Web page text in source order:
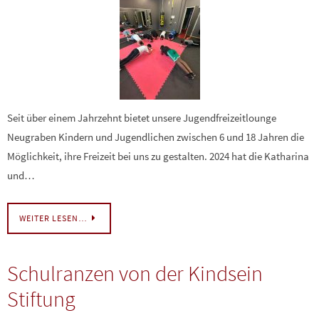
Seit über einem Jahrzehnt bietet unsere Jugendfreizeitlounge
Neugraben Kindern und Jugendlichen zwischen 6 und 18 Jahren die
Möglichkeit, ihre Freizeit bei uns zu gestalten. 2024 hat die Katharina
und…
WEITER LESEN…
Schulranzen von der Kindsein
Stiftung